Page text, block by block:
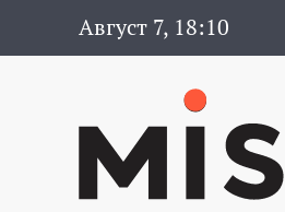
Август 7, 18:10